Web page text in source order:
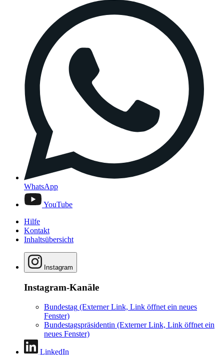
WhatsApp
YouTube
Hilfe
Kontakt
Inhaltsübersicht
Instagram
Instagram-Kanäle
Bundestag (Externer Link, Link öffnet ein neues
Fenster)
Bundestagspräsidentin (Externer Link, Link öffnet ein
neues Fenster)
LinkedIn